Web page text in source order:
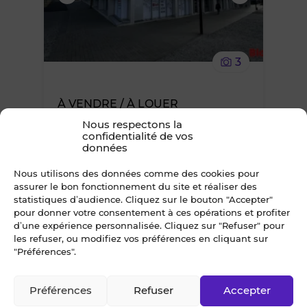
Nous respectons la
confidentialité de vos
données
Nous utilisons des données comme des cookies pour
assurer le bon fonctionnement du site et réaliser des
statistiques d’audience. Cliquez sur le bouton "Accepter"
pour donner votre consentement à ces opérations et profiter
d’une expérience personnalisée. Cliquez sur "Refuser" pour
les refuser, ou modifiez vos préférences en cliquant sur
"Préférences".
Accepter
Refuser
Préférences
supprimer
des
3
À VENDRE / À LOUER
CELLULE COMMERCIALE 75 m² ST-
JACQUES-DE-LA-LANDE
ZAC la Courrouze
Ajouter
supprimer